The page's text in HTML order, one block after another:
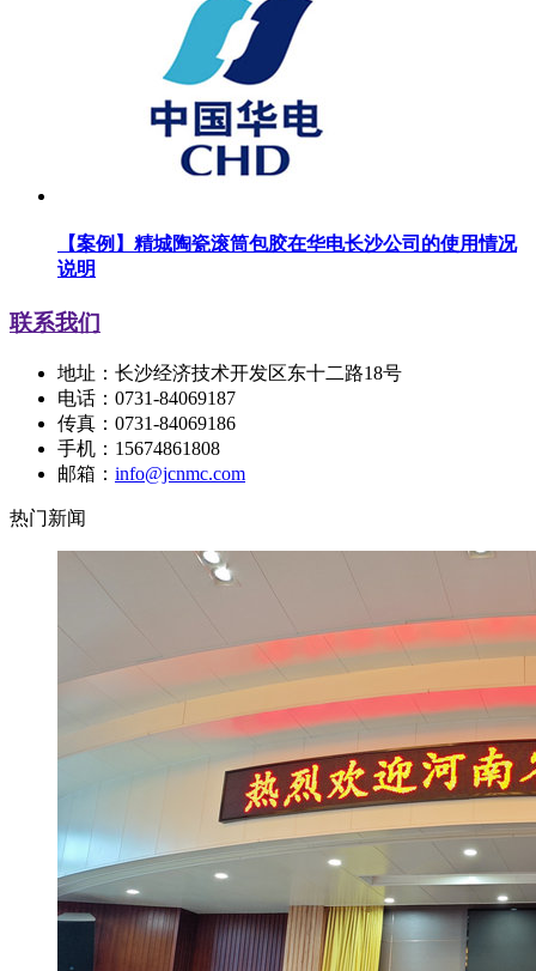
【案例】精城陶瓷滚筒包胶在华电长沙公司的使用情况
说明
联系我们
地址：长沙经济技术开发区东十二路18号
电话：0731-84069187
传真：0731-84069186
手机：15674861808
邮箱： info@jcnmc.com
热门新闻